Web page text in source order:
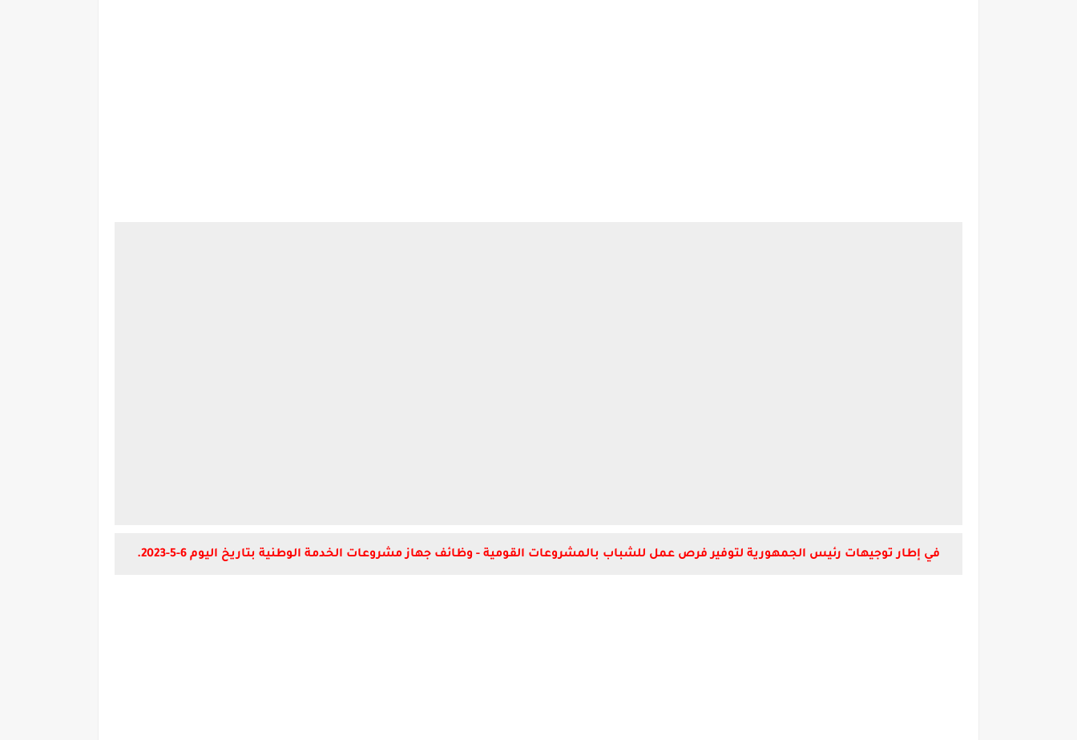
في إطار توجيهات رئيس الجمهورية لتوفير فرص عمل للشباب بالمشروعات القومية - وظائف جهاز مشروعات الخدمة الوطنية بتاريخ اليوم 6-5-2023.